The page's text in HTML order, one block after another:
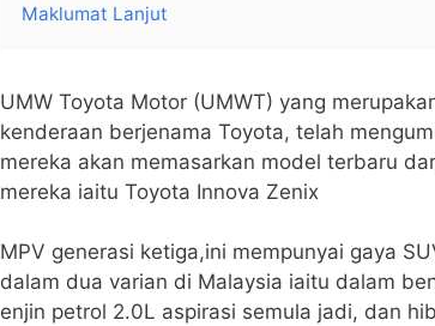
Maklumat Lanjut
UMW Toyota Motor (UMWT) yang
kenderaan berjenama Toyota, telah
mereka akan memasarkan model terbaru
mereka iaitu Toyota Innova Zenix
MPV generasi ketiga,ini mempunyai gaya
dalam dua varian di Malaysia iaitu dalam
enjin petrol 2.0L aspirasi semula jadi, dan